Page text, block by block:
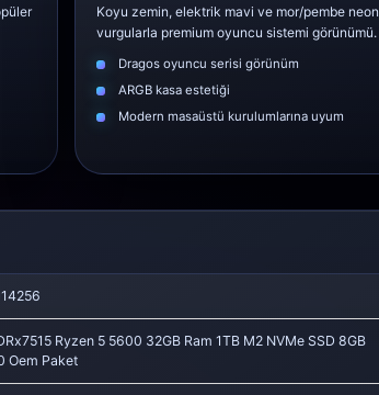
Koyu zemin, elektrik mavi ve mor/pembe neon
vurgularla premium oyuncu sistemi görünümü.
Dragos oyuncu serisi görünüm
ARGB kasa estetiği
Modern masaüstü kurulumlarına uyum
Ryzen 5 5600 32GB Ram 1TB M2 NVMe SSD 8GB
Oem Paket